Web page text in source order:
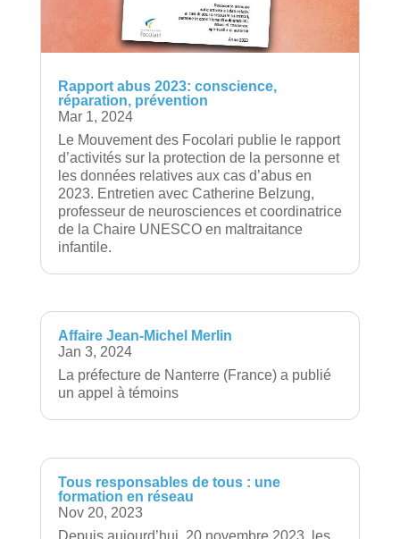
Rapport abus 2023: conscience,
réparation, prévention
Mar 1, 2024
Le Mouvement des Focolari publie le rapport
d’activités sur la protection de la personne et
les données relatives aux cas d’abus en
2023. Entretien avec Catherine Belzung,
professeur de neurosciences et coordinatrice
de la Chaire UNESCO en maltraitance
infantile.
Affaire Jean-Michel Merlin
Jan 3, 2024
La préfecture de Nanterre (France) a publié
un appel à témoins
Tous responsables de tous : une
formation en réseau
Nov 20, 2023
Depuis aujourd’hui, 20 novembre 2023, les